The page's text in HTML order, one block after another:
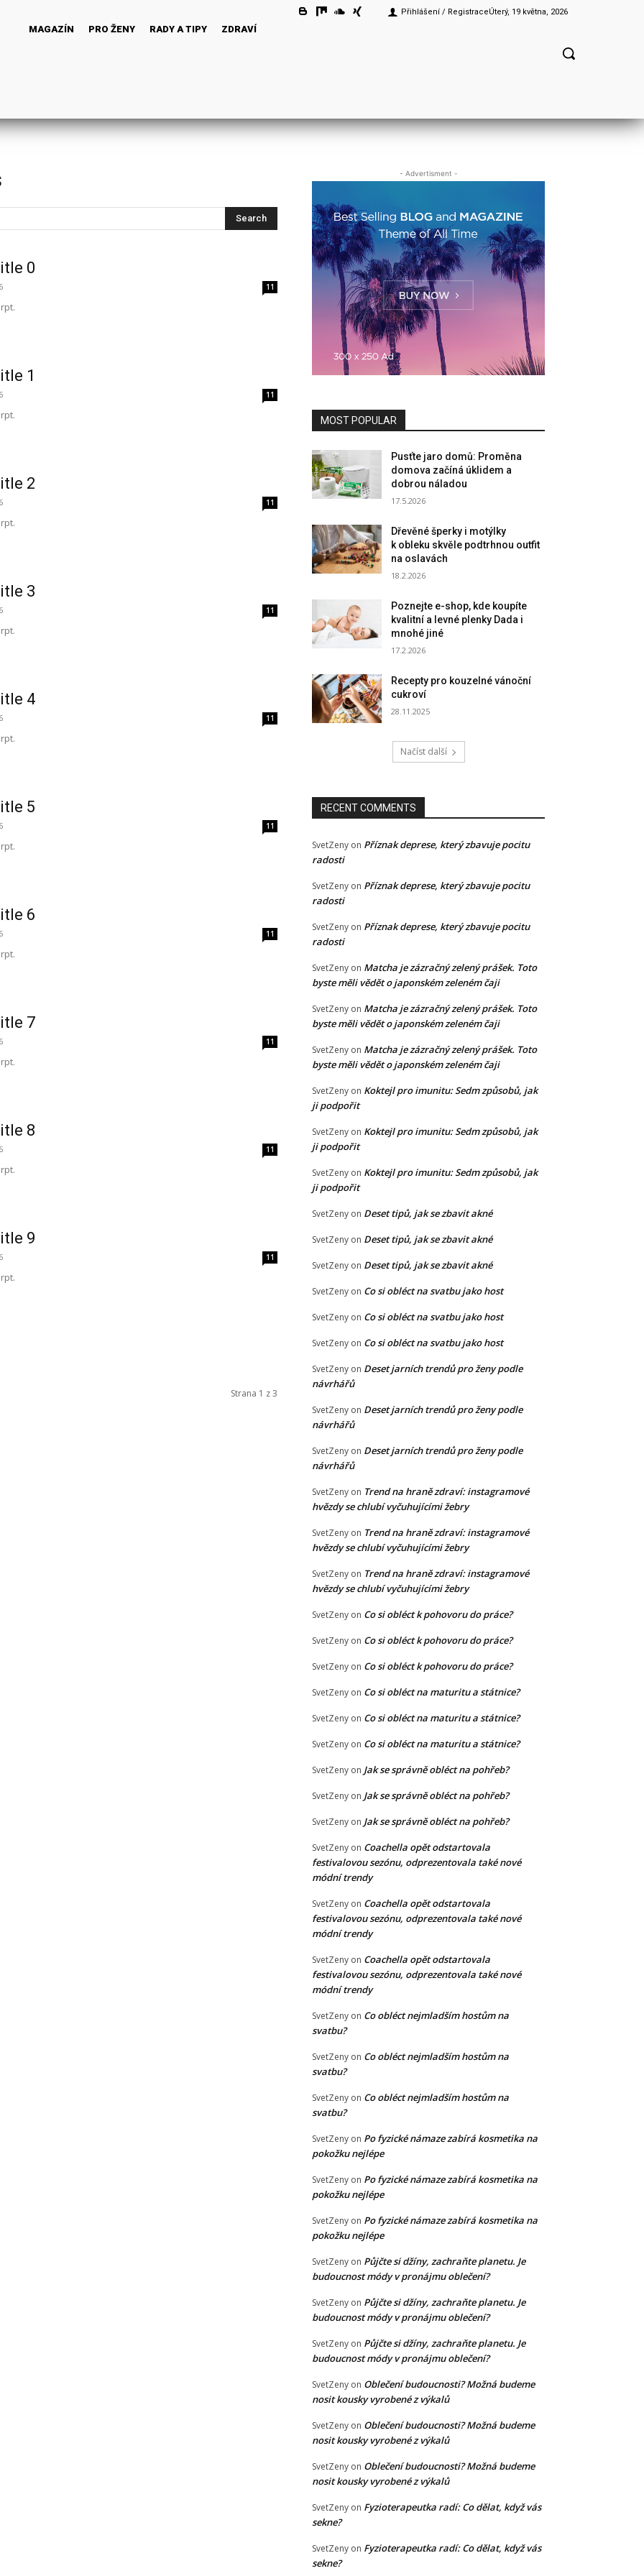
Úterý, 19 května, 2026
Přihlášení / Registrace
MAGAZÍN PRO ŽENY RADY A TIPY ZDRAVÍ
Search
0
11
1
11
2
11
3
11
4
11
5
11
6
11
7
11
8
11
9
11
Strana 1 z 3
- Advertisment -
MOST POPULAR
Pusťte jaro domů: Proměna
domova začíná úklidem a
dobrou náladou
17.5.2026
Dřevěné šperky i motýlky
k obleku skvěle podtrhnou outfit
na oslavách
18.2.2026
Poznejte e-shop, kde koupíte
kvalitní a levné plenky Dada i
mnohé jiné
17.2.2026
Recepty pro kouzelné vánoční
cukroví
28.11.2025
Načíst další
RECENT COMMENTS
SvetZeny on Příznak deprese, který zbavuje pocitu
radosti
SvetZeny on Příznak deprese, který zbavuje pocitu
radosti
SvetZeny on Příznak deprese, který zbavuje pocitu
radosti
SvetZeny on Matcha je zázračný zelený prášek. Toto
byste měli vědět o japonském zeleném čaji
SvetZeny on Matcha je zázračný zelený prášek. Toto
byste měli vědět o japonském zeleném čaji
SvetZeny on Matcha je zázračný zelený prášek. Toto
byste měli vědět o japonském zeleném čaji
SvetZeny on Koktejl pro imunitu: Sedm způsobů, jak
ji podpořit
SvetZeny on Koktejl pro imunitu: Sedm způsobů, jak
ji podpořit
SvetZeny on Koktejl pro imunitu: Sedm způsobů, jak
ji podpořit
SvetZeny on Deset tipů, jak se zbavit akné
SvetZeny on Deset tipů, jak se zbavit akné
SvetZeny on Deset tipů, jak se zbavit akné
SvetZeny on Co si obléct na svatbu jako host
SvetZeny on Co si obléct na svatbu jako host
SvetZeny on Co si obléct na svatbu jako host
SvetZeny on Deset jarních trendů pro ženy podle
návrhářů
SvetZeny on Deset jarních trendů pro ženy podle
návrhářů
SvetZeny on Deset jarních trendů pro ženy podle
návrhářů
SvetZeny on Trend na hraně zdraví: instagramové
hvězdy se chlubí vyčuhujícími žebry
SvetZeny on Trend na hraně zdraví: instagramové
hvězdy se chlubí vyčuhujícími žebry
SvetZeny on Trend na hraně zdraví: instagramové
hvězdy se chlubí vyčuhujícími žebry
SvetZeny on Co si obléct k pohovoru do práce?
SvetZeny on Co si obléct k pohovoru do práce?
SvetZeny on Co si obléct k pohovoru do práce?
SvetZeny on Co si obléct na maturitu a státnice?
SvetZeny on Co si obléct na maturitu a státnice?
SvetZeny on Co si obléct na maturitu a státnice?
SvetZeny on Jak se správně obléct na pohřeb?
SvetZeny on Jak se správně obléct na pohřeb?
SvetZeny on Jak se správně obléct na pohřeb?
SvetZeny on Coachella opět odstartovala
festivalovou sezónu, odprezentovala také nové
módní trendy
SvetZeny on Coachella opět odstartovala
festivalovou sezónu, odprezentovala také nové
módní trendy
SvetZeny on Coachella opět odstartovala
festivalovou sezónu, odprezentovala také nové
módní trendy
SvetZeny on Co obléct nejmladším hostům na
svatbu?
SvetZeny on Co obléct nejmladším hostům na
svatbu?
SvetZeny on Co obléct nejmladším hostům na
svatbu?
SvetZeny on Po fyzické námaze zabírá kosmetika na
pokožku nejlépe
SvetZeny on Po fyzické námaze zabírá kosmetika na
pokožku nejlépe
SvetZeny on Po fyzické námaze zabírá kosmetika na
pokožku nejlépe
SvetZeny on Půjčte si džíny, zachraňte planetu. Je
budoucnost módy v pronájmu oblečení?
SvetZeny on Půjčte si džíny, zachraňte planetu. Je
budoucnost módy v pronájmu oblečení?
SvetZeny on Půjčte si džíny, zachraňte planetu. Je
budoucnost módy v pronájmu oblečení?
SvetZeny on Oblečení budoucnosti? Možná budeme
nosit kousky vyrobené z výkalů
SvetZeny on Oblečení budoucnosti? Možná budeme
nosit kousky vyrobené z výkalů
SvetZeny on Oblečení budoucnosti? Možná budeme
nosit kousky vyrobené z výkalů
SvetZeny on Fyzioterapeutka radí: Co dělat, když vás
sekne?
SvetZeny on Fyzioterapeutka radí: Co dělat, když vás
sekne?